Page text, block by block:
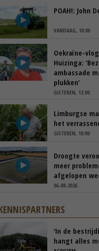
POAH!: John
VANDAAG, 10:00
Oekraïne-
Huizinga:
ambassade
plukken’
GISTEREN, 12:00
Limburgse
het
GISTEREN, 10:00
Droogte
meer
afgelopen
06-08-2026
‘In de
hangt alles